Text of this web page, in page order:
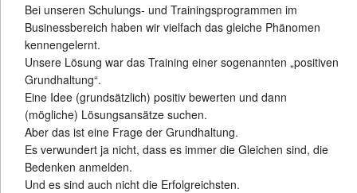
Bei unseren Schulungs- und Trainingsprogrammen im
Businessbereich haben wir vielfach das gleiche Phänomen
kennengelernt.
Unsere Lösung war das Training einer sogenannten „positiven
Grundhaltung“.
Eine Idee (grundsätzlich) positiv bewerten und dann
(mögliche) Lösungsansätze suchen.
Aber das ist eine Frage der Grundhaltung.
Es verwundert ja nicht, dass es immer die Gleichen sind, die
Bedenken anmelden.
Und es sind auch nicht die Erfolgreichsten.